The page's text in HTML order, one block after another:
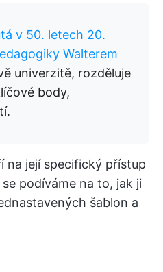
v 50. letech 20.
Walterem
univerzitě, rozděluje
body,
na její specifický přístup
podíváme na to, jak ji
šablon a